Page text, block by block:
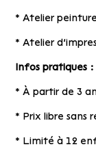
* Atelier
* ⁠Atelier
Infos pratiques :
* À partir de 3
* Prix libre sans
* Limité à 12